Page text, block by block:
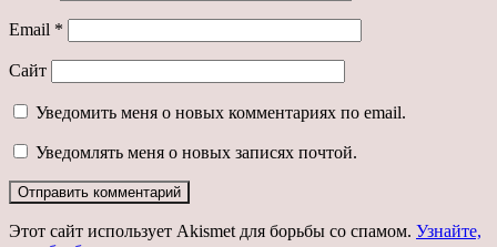
Email *
Сайт
Уведомить меня о новых комментариях по email.
Уведомлять меня о новых записях почтой.
Этот сайт использует Akismet для борьбы со спамом. Узнайте,